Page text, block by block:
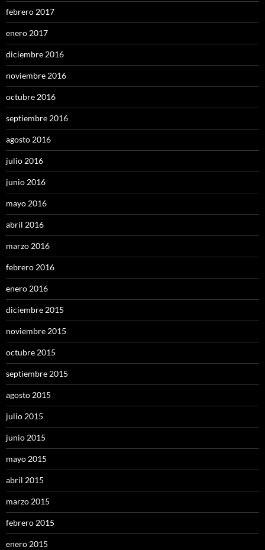
febrero 2017
enero 2017
diciembre 2016
noviembre 2016
octubre 2016
septiembre 2016
agosto 2016
julio 2016
junio 2016
mayo 2016
abril 2016
marzo 2016
febrero 2016
enero 2016
diciembre 2015
noviembre 2015
octubre 2015
septiembre 2015
agosto 2015
julio 2015
junio 2015
mayo 2015
abril 2015
marzo 2015
febrero 2015
enero 2015